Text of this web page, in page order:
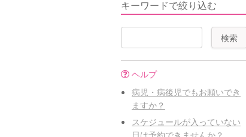
キーワードで絞り込む
ヘルプ
病児・病後児でもお願いでき
ますか？
スケジュールが入っていない
日は予約できませんか？